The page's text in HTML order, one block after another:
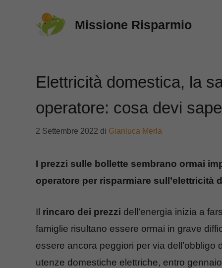
Missione Risparmio
Elettricità domestica, la
operatore: cosa devi
2 Settembre 2022 di Gianluca Merla
I prezzi sulle bollette sembrano ormai
operatore per risparmiare sull’elettricità
Il rincaro dei prezzi dell’energia inizia a
famiglie risultano essere ormai in grave
essere ancora peggiori per via dell’obbligo
utenze domestiche elettriche, entro